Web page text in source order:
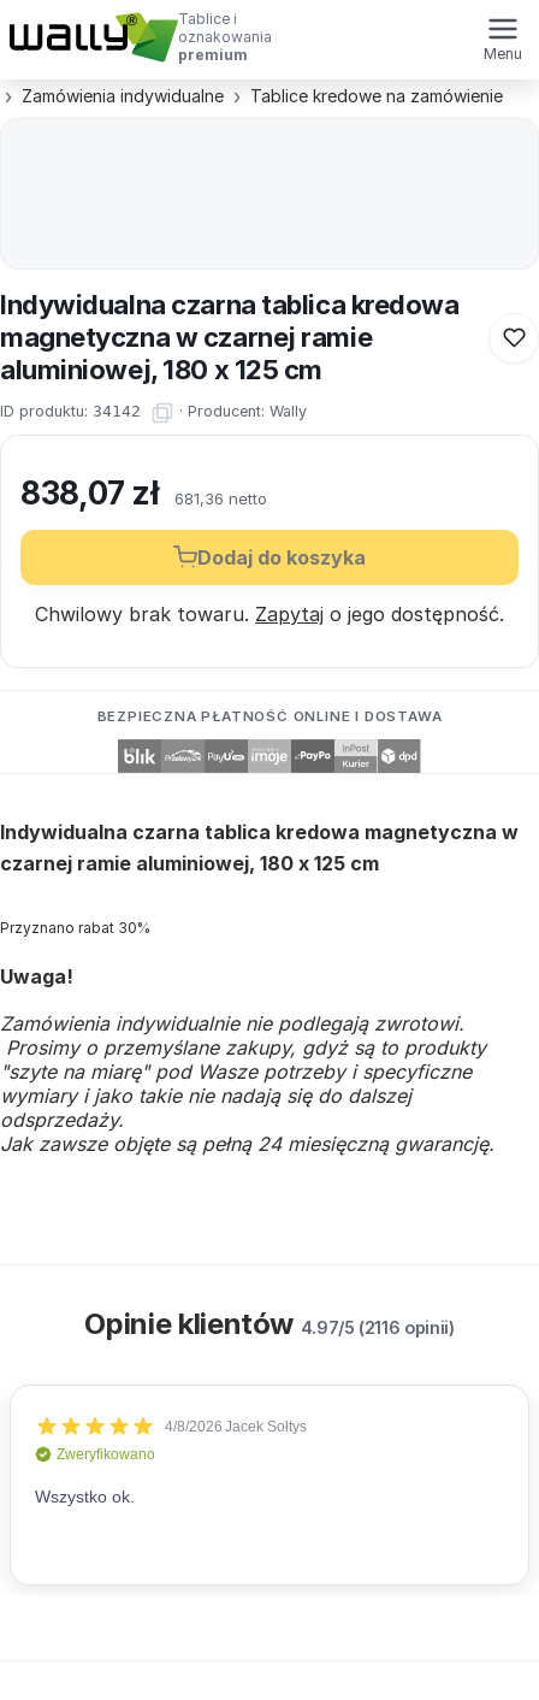
Tablice i
oznakowania
premium
Menu
Zamówienia indywidualne Tablice kredowe na zamówienie
Indywidualna czarna tablica kredowa
magnetyczna w czarnej ramie
aluminiowej, 180 x 125 cm
ID produktu: 34142 · Producent: Wally
838,07 zł 681,36 netto
Dodaj do koszyka
Chwilowy brak towaru. Zapytaj o jego dostępność.
BEZPIECZNA PŁATNOŚĆ ONLINE I DOSTAWA
Indywidualna czarna tablica kredowa magnetyczna w
czarnej ramie aluminiowej, 180 x 125 cm
Przyznano rabat 30%
Uwaga!
Zamówienia indywidualnie nie podlegają zwrotowi.
Prosimy o przemyślane zakupy, gdyż są to produkty
"szyte na miarę" pod Wasze potrzeby i specyficzne
wymiary i jako takie nie nadają się do dalszej
odsprzedaży.
Jak zawsze objęte są pełną 24 miesięczną gwarancję.
Opinie klientów 4.97/5 (2116 opinii)